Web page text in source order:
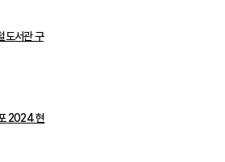
도서관 구
2024 현